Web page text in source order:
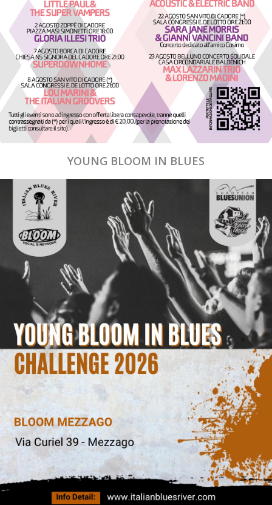
YOUNG BLOOM IN BLUES